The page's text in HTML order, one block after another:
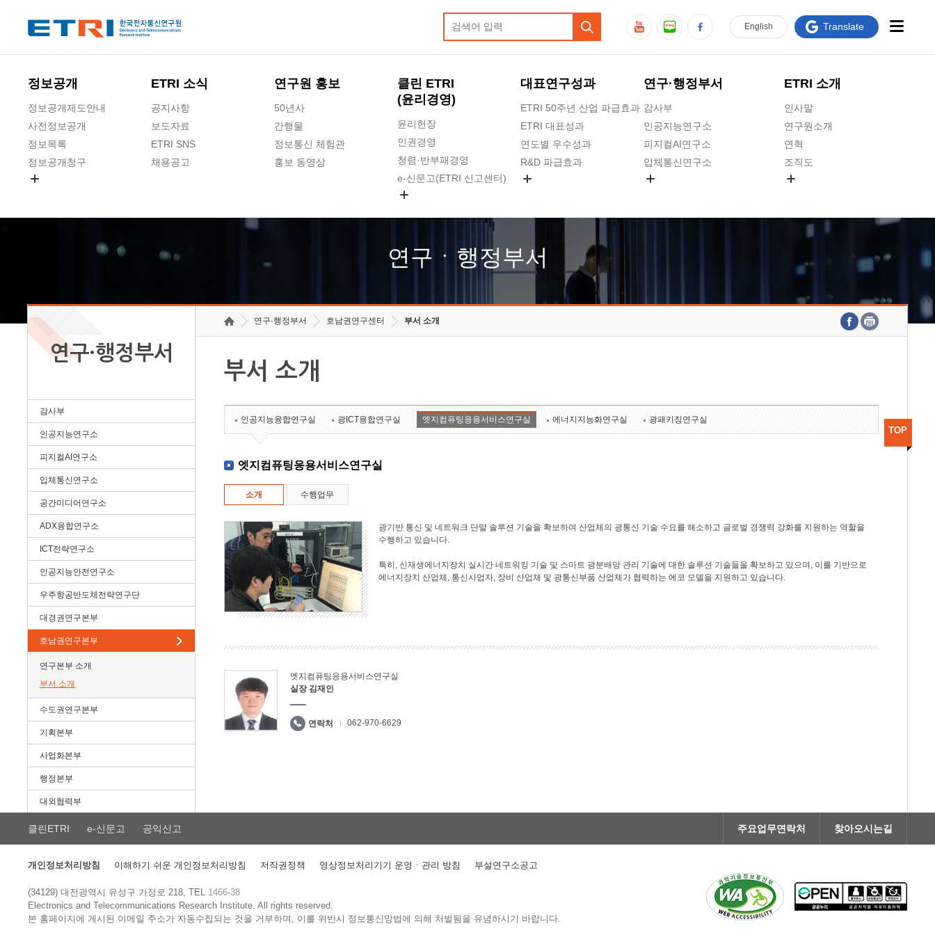
정보공개
정보공개제도안내
사전정보공개
정보목록
정보공개청구
ETRI 소식
공지사항
보도자료
ETRI SNS
채용공고
연구원 홍보
50년사
간행물
정보통신 체험관
홍보 동영상
클린 ETRI
(윤리경영)
윤리헌장
인권경영
청렴·반부패경영
e-신문고(ETRI 신고센터)
고객의소리
수의계약 현황
대표연구성과
ETRI 50주년 산업 파급효과
ETRI 대표성과
연도별 우수성과
R&D 파급효과
연구·행정부서
감사부
인공지능연구소
피지컬AI연구소
입체통신연구소
호남권연구본부
기획본부
ETRI 소개
인사말
연구원소개
연혁
조직도
연구원 고객헌장
주요업무연락처
English Translate
연구ㆍ행정부서
연구·행정부서
감사부
인공지능연구소
피지컬AI연구소
입체통신연구소
공간미디어연구소
ADX융합연구소
ICT전략연구소
인공지능안전연구소
우주항공반도체전략연구단
대경권연구본부
호남권연구본부
연구본부 소개
부서 소개
수도권연구본부
기획본부
사업화본부
행정본부
대외협력부
연구·행정부서 호남권연구센터 부서 소개
부서 소개
인공지능융합연구실 광ICT융합연구실 엣지컴퓨팅응용서비스연구실 에너지지능화연구실 광패키징연구실
엣지컴퓨팅응용서비스연구실
소개 수행업무
광기반 통신 및 네트워크 단말 솔루션 기술을 확보하여 산업체의 광통신 기술 수요를 해소하고 글로벌 경쟁력 강화를 지원하는 역할을
수행하고 있습니다.
특히, 신재생에너지장치 실시간 네트워킹 기술 및 스마트 광분배망 관리 기술에 대한 솔루션 기술들을 확보하고 있으며, 이를 기반으로
에너지장치 산업체, 통신사업자, 장비 산업체 및 광통신부품 산업체가 협력하는 에코 모델을 지원하고 있습니다.
엣지컴퓨팅응용서비스연구실
실장 김재인
연락처 062-970-6629
TOP
클린ETRI e-신문고 공익신고 주요업무연락처 찾아오시는길
개인정보처리방침 이해하기 쉬운 개인정보처리방침 저작권정책 영상정보처리기기 운영ㆍ관리 방침 부설연구소공고
(34129) 대전광역시 유성구 가정로 218, TEL 1466-38
Electronics and Telecommunications Research Institute.All rights reserved.
본 홈페이지에 게시된 이메일 주소가 자동수집되는 것을 거부하며, 이를 위반시 정보통신망법에 의해 처벌됨을 유념하시기 바랍니다.